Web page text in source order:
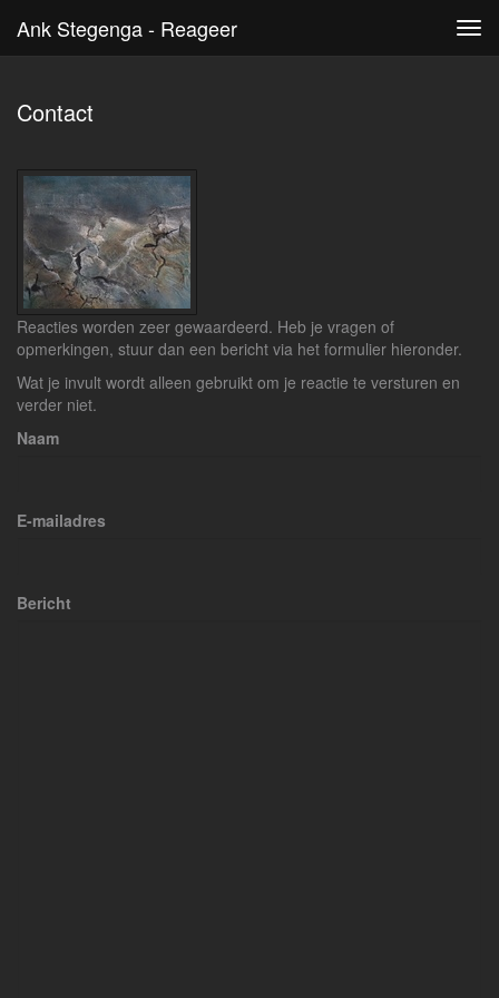
Ank Stegenga - Reageer
Contact
Reacties worden zeer gewaardeerd. Heb je vragen of
opmerkingen, stuur dan een bericht via het formulier hieronder.
Wat je invult wordt alleen gebruikt om je reactie te versturen en
verder niet.
Naam
E-mailadres
Bericht